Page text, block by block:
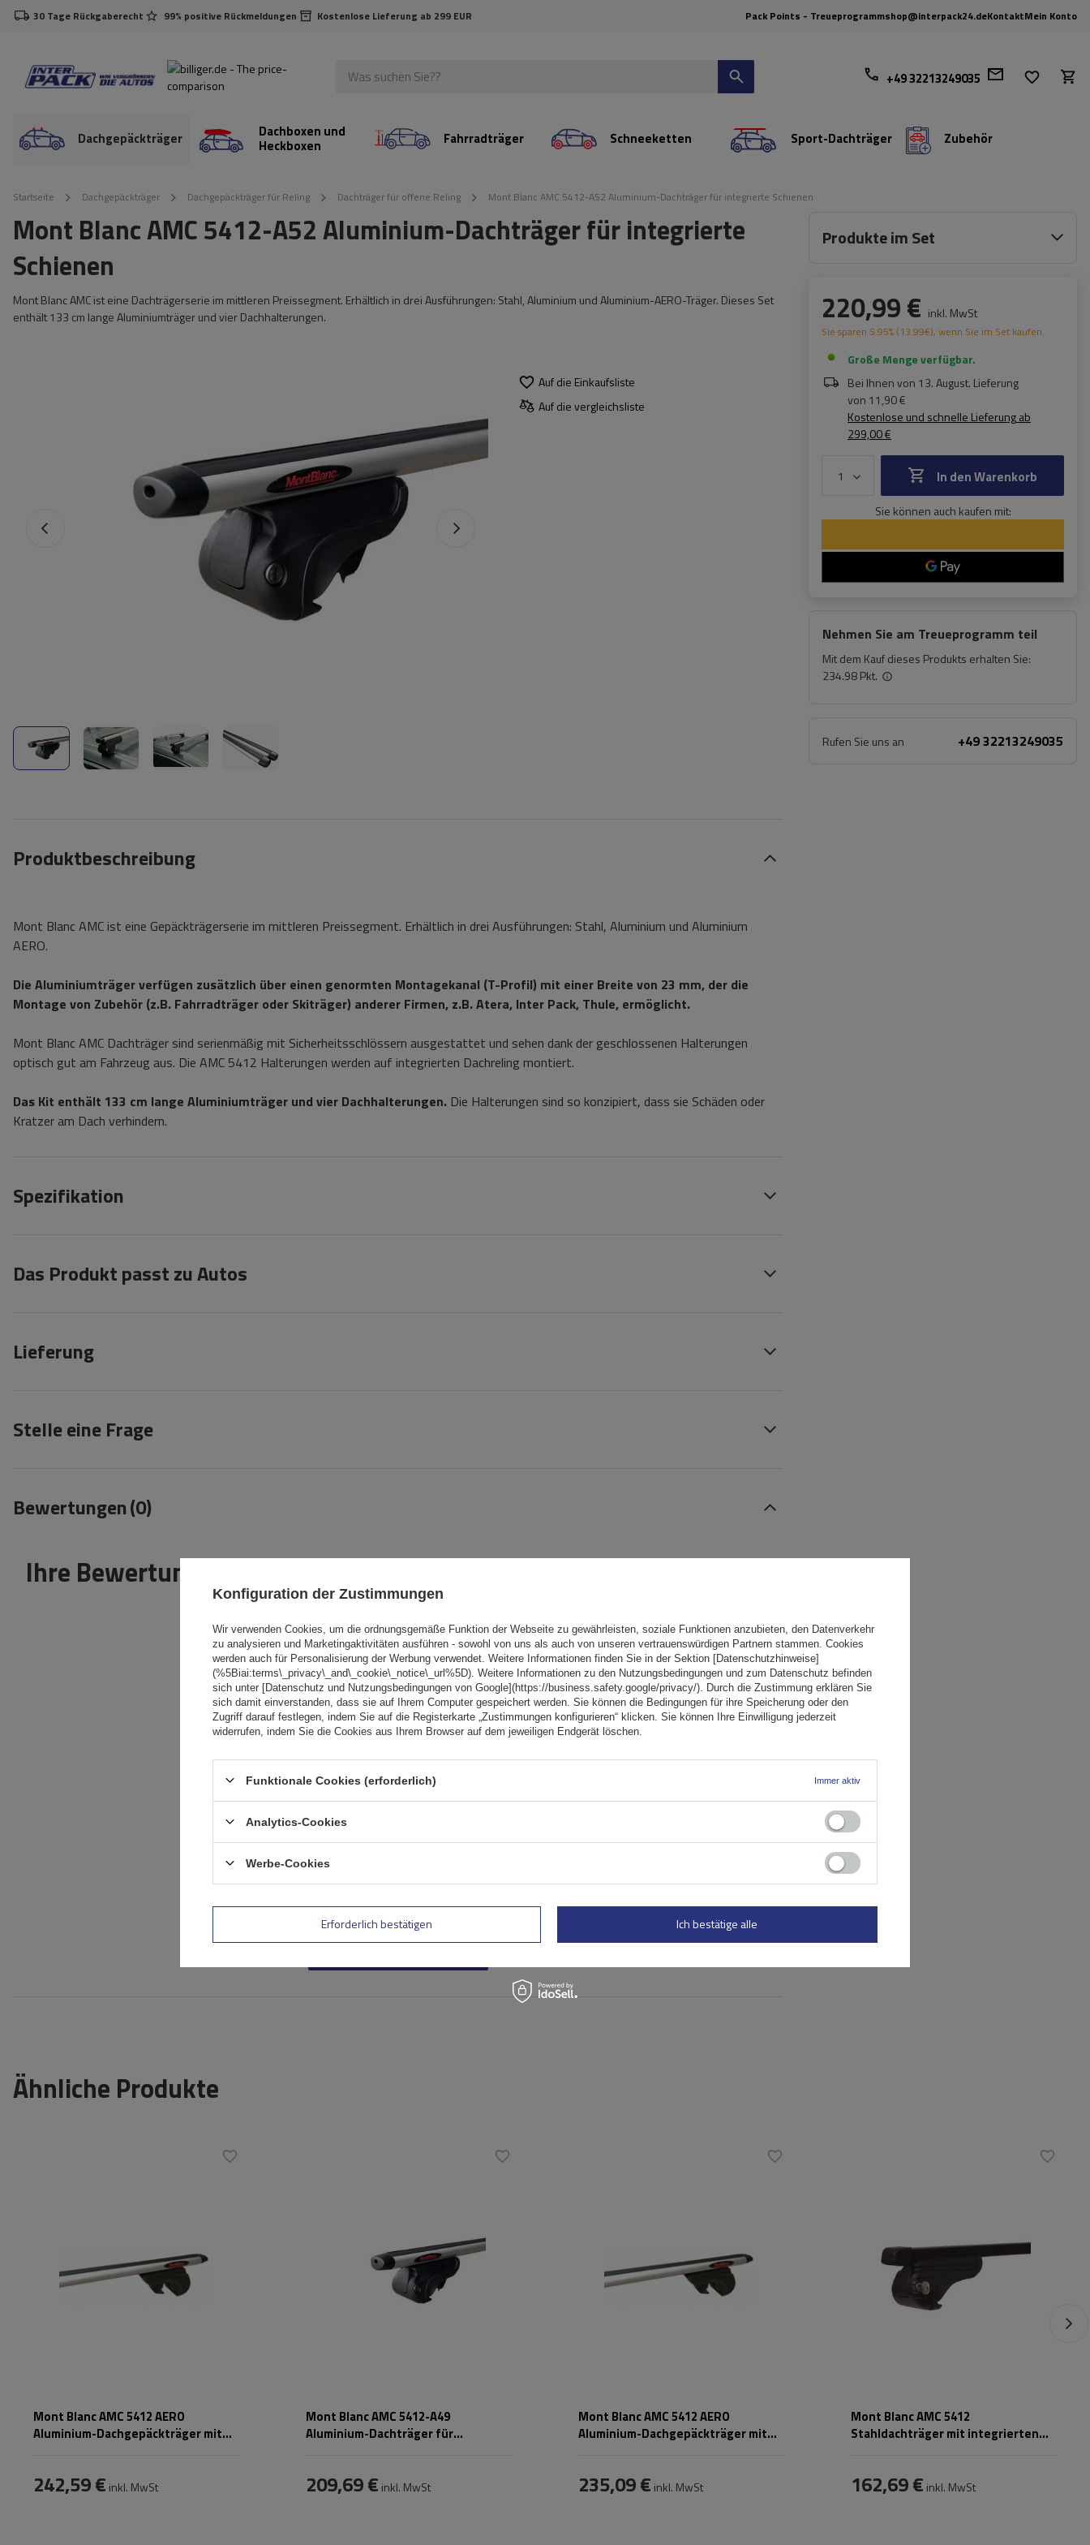
30 Tage Rückgaberecht 99% positive Rückmeldungen Kostenlose Lieferung ab 299 EUR Pack Points - Treueprogrammshop@interpack24.deKontaktMein Konto
+49 32213249035
Dachgepäckträger Dachboxen und
Heckboxen Fahrradträger Schneeketten Sport-Dachträger Zubehör
Startseite Dachgepäckträger Dachgepäckträger für Reling Dachträger für offene Reling Mont Blanc AMC 5412-A52 Aluminium-Dachträger für integrierte Schienen
Mont Blanc AMC 5412-A52 Aluminium-Dachträger für integrierte
Schienen
Mont Blanc AMC ist eine Dachträgerserie im mittleren Preissegment. Erhältlich in drei Ausführungen: Stahl, Aluminium und Aluminium-AERO-Träger. Dieses Set
enthält 133 cm lange Aluminiumträger und vier Dachhalterungen.
Auf die Einkaufsliste
Auf die vergleichsliste
Produkte im Set
220,99 € inkl. MwSt
Sie sparen 5.95% (13.99€), wenn Sie im Set kaufen.
Große Menge verfügbar
Bei Ihnen von 13. August. Lieferung
von 11,90 €
Kostenlose und schnelle Lieferungab
299,00 €
In den Warenkorb
Sie können auch kaufen mit:
Nehmen Sie am Treueprogramm teil
Mit dem Kauf dieses Produkts erhalten Sie:
234.98 Pkt.
Rufen Sie uns an +49 32213249035
Produktbeschreibung
Mont Blanc AMC ist eine Gepäckträgerserie im mittleren Preissegment. Erhältlich in drei Ausführungen: Stahl, Aluminium und Aluminium
AERO.
Die Aluminiumträger verfügen zusätzlich über einen genormten Montagekanal (T-Profil) mit einer Breite von 23 mm, der die
Montage von Zubehör (z.B. Fahrradträger oder Skiträger) anderer Firmen, z.B. Atera, Inter Pack, Thule, ermöglicht.
Mont Blanc AMC Dachträger sind serienmäßig mit Sicherheitsschlössern ausgestattet und sehen dank der geschlossenen Halterungen
optisch gut am Fahrzeug aus. Die AMC 5412 Halterungen werden auf integrierten Dachreling montiert.
Das Kit enthält 133 cm lange Aluminiumträger und vier Dachhalterungen. Die Halterungen sind so konzipiert, dass sie Schäden oder
Kratzer am Dach verhindern.
Spezifikation
Das Produkt passt zu Autos
Lieferung
Stelle eine Frage
Bewertungen(0)
Ihre Bewertung schreiben
5/5
Inhalt Ihrer Bewertung
hinzufügen:
Ihr Vorname
Ihre E-Mail-Adresse
Ähnliche Produkte
Mont Blanc AMC 5412 AERO
Aluminium-Dachgepäckträger mit
242,59 € inkl. MwSt
Mont Blanc AMC 5412-A49
Aluminium-Dachträger für
209,69 € inkl. MwSt
Mont Blanc AMC 5412 AERO
Aluminium-Dachgepäckträger mit
235,09 € inkl. MwSt
Mont Blanc AMC 5412
Stahldachträger mit integrierten
162,69 € inkl. MwSt
Konfiguration der Zustimmungen
Wir verwenden Cookies, um die ordnungsgemäße Funktion der Webseite zu gewährleisten, soziale Funktionen anzubieten, den Datenverkehr
zu analysieren und Marketingaktivitäten ausführen - sowohl von uns als auch von unseren vertrauenswürdigen Partnern stammen. Cookies
werden auch für Personalisierung der Werbung verwendet. Weitere Informationen finden Sie in der Sektion [Datenschutzhinweise]
(%5Biai:terms\_privacy\_and\_cookie\_notice\_url%5D). Weitere Informationen zu den Nutzungsbedingungen und zum Datenschutz befinden
sich unter [Datenschutz und Nutzungsbedingungen von Google](https://business.safety.google/privacy/). Durch die Zustimmung erklären Sie
sich damit einverstanden, dass sie auf Ihrem Computer gespeichert werden. Sie können die Bedingungen für ihre Speicherung oder den
Zugriff darauf festlegen, indem Sie auf die Registerkarte „Zustimmungen konfigurieren“ klicken. Sie können Ihre Einwilligung jederzeit
widerrufen, indem Sie die Cookies aus Ihrem Browser auf dem jeweiligen Endgerät löschen.
Funktionale Cookies (erforderlich) Immer aktiv
Analytics-Cookies
Werbe-Cookies
Erforderlich bestätigen Ich bestätige alle